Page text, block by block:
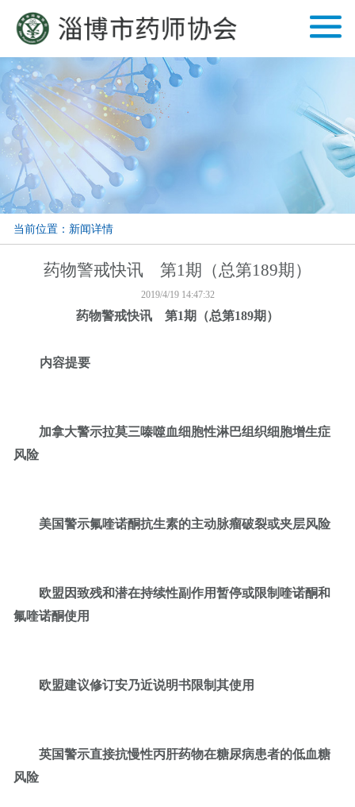
当前位置：新闻详情
药物警戒快讯 第1期（总第189期）
2019/4/19 14:47:32
药物警戒快讯 第1期（总第189期）
内容提要
加拿大警示拉莫三嗪噬血细胞性淋巴组织细胞增生症
风险
美国警示氟喹诺酮抗生素的主动脉瘤破裂或夹层风险
欧盟因致残和潜在持续性副作用暂停或限制喹诺酮和
氟喹诺酮使用
欧盟建议修订安乃近说明书限制其使用
英国警示直接抗慢性丙肝药物在糖尿病患者的低血糖
风险